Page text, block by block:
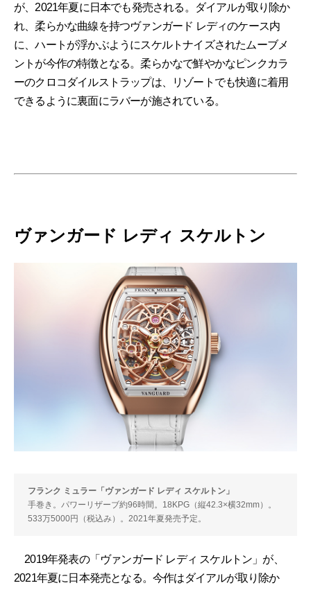
が、2021年夏に日本でも発売される。ダイアルが取り除か
れ、柔らかな曲線を持つヴァンガード レディのケース内
に、ハートが浮かぶようにスケルトナイズされたムーブメ
ントが今作の特徴となる。柔らかなで鮮やかなピンクカラ
ーのクロコダイルストラップは、リゾートでも快適に着用
できるように裏面にラバーが施されている。
ヴァンガード レディ スケルトン
フランク ミュラー「ヴァンガード レディ スケルトン」
手巻き。パワーリザーブ約96時間。18KPG（縦42.3×横32mm）。
533万5000円（税込み）。2021年夏発売予定。
2019年発表の「ヴァンガード レディ スケルトン」が、
2021年夏に日本発売となる。今作はダイアルが取り除か